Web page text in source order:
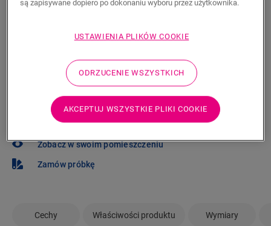
Nie masz pewności, czy ta podłoga pasuje
do Twojego stylu i potrzeb?
Zobacz w swoim pomieszczeniu
Zamów próbkę
Cechy Właściwości produktu Wymiary
są zapisywane dopiero po dokonaniu wyboru przez użytkownika.
USTAWIENIA PLIKÓW COOKIE
ODRZUCENIE WSZYSTKICH
AKCEPTUJ WSZYSTKIE PLIKI COOKIE